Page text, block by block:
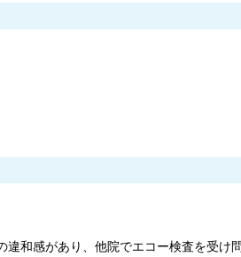
和感があり、他院でエコー検査を受